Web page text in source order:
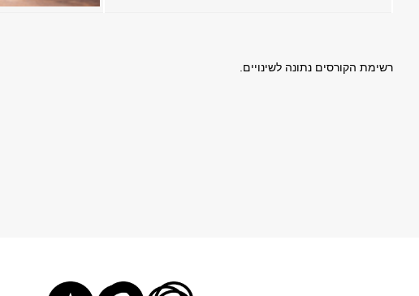
רשימת הקורסים נתונה לשינויים.